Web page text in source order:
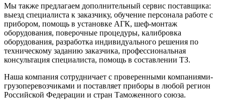
Мы также предлагаем дополнительный сервис поставщика:
выезд специалиста к заказчику, обучение персонала работе с
прибором, помощь в установке АГК, шеф-монтаж
оборудования, поверочные процедуры, калибровка
оборудования, разработка индивидуального решения по
техническому заданию заказчика, профессиональная
консультация специалиста, помощь в составлении ТЗ.
Наша компания сотрудничает с проверенными компаниями-
грузоперевозчиками и поставляет приборы в любой регион
Российской Федерации и стран Таможенного союза.